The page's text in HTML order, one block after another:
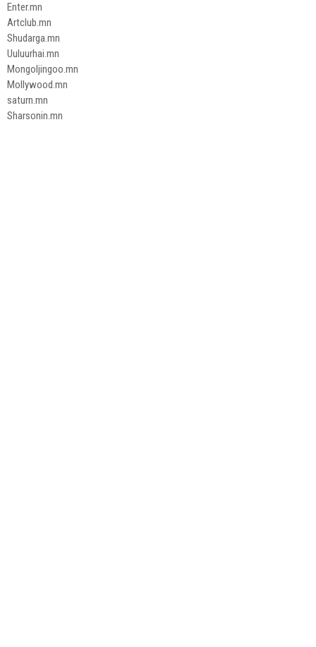
Enter.mn
Artclub.mn
Shudarga.mn
Uuluurhai.mn
Mongoljingoo.mn
Mollywood.mn
saturn.mn
Sharsonin.mn